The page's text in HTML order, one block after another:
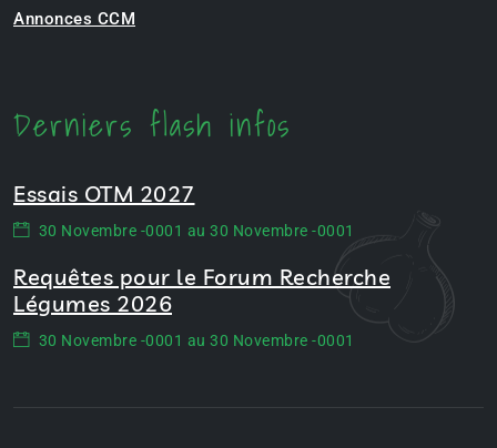
Annonces CCM
Derniers flash infos
Essais OTM 2027
30 Novembre -0001 au 30 Novembre -0001
Requêtes pour le Forum Recherche
Légumes 2026
30 Novembre -0001 au 30 Novembre -0001